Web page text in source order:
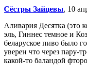
Сёстры Зайцевы, 10
Аливария Десятка (это
эль, Гиннес темное и
беларуское пиво было
уверен что через пару-
какой-то баландой